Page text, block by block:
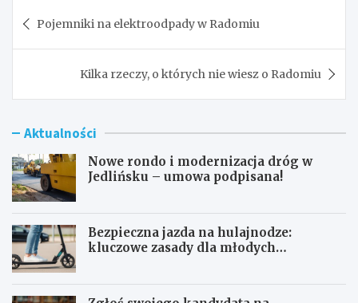
wpisu
Pojemniki na elektroodpady w Radomiu
Kilka rzeczy, o których nie wiesz o Radomiu
Aktualności
Nowe rondo i modernizacja dróg w
Jedlińsku – umowa podpisana!
Bezpieczna jazda na hulajnodze:
kluczowe zasady dla młodych